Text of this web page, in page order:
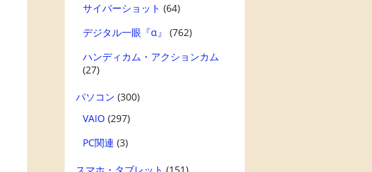
サイバーショット (64)
デジタル一眼『α』
(762)
ハンディカム・アクションカム
(27)
パソコン (300)
VAIO (297)
PC関連 (3)
スマホ・タブレット (151)